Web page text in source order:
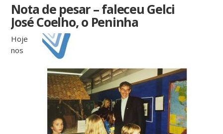
Nota de pesar – faleceu Gelci
José Coelho, o Peninha
Hoje
nos